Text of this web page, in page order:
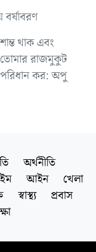
শান্ত থাক এবং
তোমার রাজমুকুট
পরিধান কর: অপু
অর্থনীতি
আইন
খেলা
স্বাস্থ্য
প্রবাস